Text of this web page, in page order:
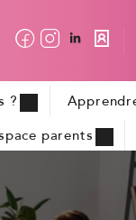
?
parents